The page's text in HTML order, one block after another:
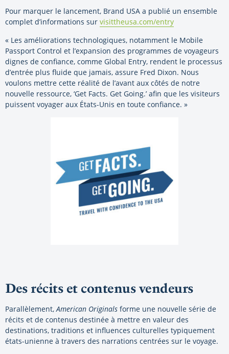
Pour marquer le lancement, Brand USA a publié un ensemble
complet d’informations sur visittheusa.com/entry
« Les améliorations technologiques, notamment le Mobile
Passport Control et l’expansion des programmes de voyageurs
dignes de confiance, comme Global Entry, rendent le processus
d’entrée plus fluide que jamais, assure Fred Dixon. Nous
voulons mettre cette réalité de l’avant aux côtés de notre
nouvelle ressource, ‘Get Facts. Get Going.’ afin que les visiteurs
puissent voyager aux États-Unis en toute confiance. »
Des récits et contenus vendeurs
Parallèlement,American Originals forme une nouvelle série de
récits et de contenus destinée à mettre en valeur des
destinations, traditions et influences culturelles typiquement
états-unienne à travers des narrations centrées sur le voyage.